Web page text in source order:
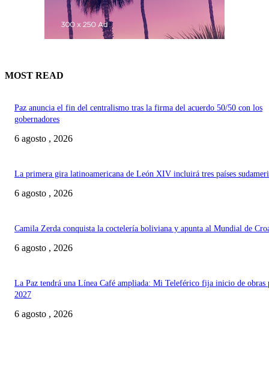
MOST READ
Paz anuncia el fin del centralismo tras la firma del acuerdo 50/50 con los
gobernadores
6 agosto , 2026
La primera gira latinoamericana de León XIV incluirá tres países
6 agosto , 2026
Camila Zerda conquista la coctelería boliviana y apunta al Mundial de
6 agosto , 2026
La Paz tendrá una Línea Café ampliada: Mi Teleférico fija inicio de obras
2027
6 agosto , 2026